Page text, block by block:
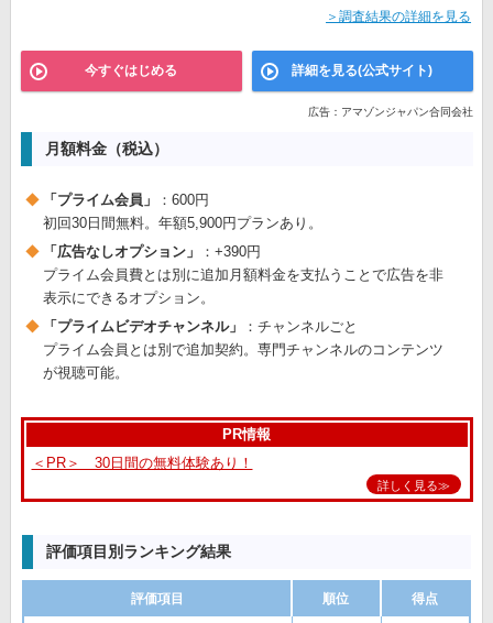
＞調査結果の詳細を見る
今すぐはじめる 詳細を見る(公式サイト)
広告：アマゾンジャパン合同会社
月額料金（税込）
「プライム会員」
：600円
初回30日間無料。年額5,900円プランあり。
「広告なしオプション」
：+390円
プライム会員費とは別に追加月額料金を支払うことで広告を非
表示にできるオプション。
「プライムビデオチャンネル」
：チャンネルごと
プライム会員とは別で追加契約。専門チャンネルのコンテンツ
が視聴可能。
PR情報
＜PR＞ 30日間の無料体験あり！
詳しく見る≫
評価項目別ランキング結果
評価項目 順位 得点